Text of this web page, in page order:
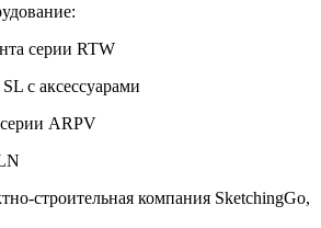
серии RTW
с аксессуарами
ARPV
строительная компания SketchingGo,